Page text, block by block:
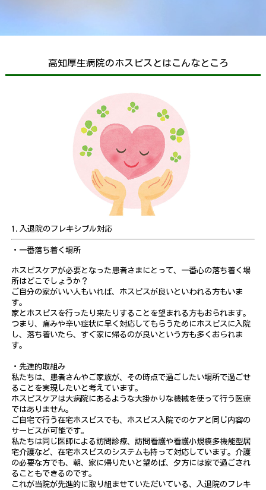
高知厚生病院のホスピスとはこんなところ
1.入退院のフレキシブル対応
・ 一番落ち着く場所
ホスピスケアが必要となった患者さまにとって、一番心の落ち着く場
所はどこでしょうか？
ご自分の家がいい人もいれば、ホスピスが良いといわれる方もいま
す。
家とホスピスを行ったり来たりすることを望まれる方もおられます。
つまり、痛みや辛い症状に早く対応してもらうためにホスピスに入院
し、 落ち着いたら、すぐ家に帰るのが良いという方も多くおられま
す。
・先進的取組み
私たちは、患者さんやご家族が、その時点で過ごしたい場所で過ごせ
ることを実現したいと考えています。
ホスピスケアは大病院にあるような大掛かりな機械を使って行う医療
ではありません。
ご自宅で行う在宅ホスピスでも、ホスピス入院でのケアと同じ内容の
サービスが可能です。
私たちは同じ医師による訪問診療、訪問看護や看護小規模多機能型居
宅介護など、在宅ホスピスのシステムも持って対応しています。 介護
の必要な方でも、朝、家に帰りたいと望めば、夕方には家で過ごされ
ることもできるのです。
これが当院が先進的に取り組ませていただいている、入退院のフレキ